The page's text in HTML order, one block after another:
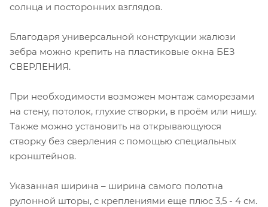
солнца и посторонних взглядов.
Благодаря универсальной конструкции жалюзи
зебра можно крепить на пластиковые окна БЕЗ
СВЕРЛЕНИЯ.
При необходимости возможен монтаж саморезами
на стену, потолок, глухие створки, в проём или нишу.
Также можно установить на открывающуюся
створку без сверления с помощью специальных
кронштейнов.
Указанная ширина – ширина самого полотна
рулонной шторы, с креплениями еще плюс 3,5 - 4 см.